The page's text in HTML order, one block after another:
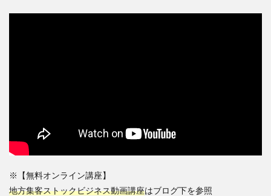
※【無料オンライン講座】
地方集客ストックビジネス動画講座はブログ下を参照